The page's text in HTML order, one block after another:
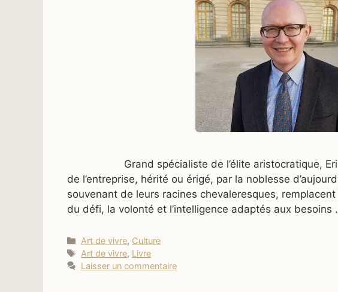
Grand spécialiste de l’élite aristocratique, Eric
de l’entreprise, hérité ou érigé, par la noblesse
souvenant de leurs racines chevaleresques,
du défi, la volonté et l’intelligence adaptés aux besoins
Catégories
Art de vivre, Culture
Étiquettes
Art de vivre, Livre
Laisser un commentaire